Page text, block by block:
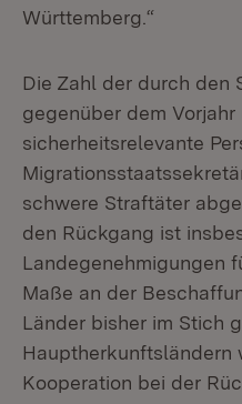
Württemberg.“
Die Zahl der durch den
gegenüber dem
sicherheitsrelevante
schwere Straftäter
den Rückgang ist
Landegenehmigungen
Maße an der
Länder bisher im Stich
Hauptherkunftsländern
Kooperation bei der